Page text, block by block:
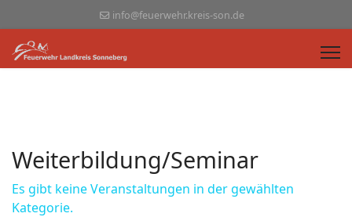
info@feuerwehr.kreis-son.de
Weiterbildung/Seminar
Es gibt keine Veranstaltungen in der gewählten
Kategorie.